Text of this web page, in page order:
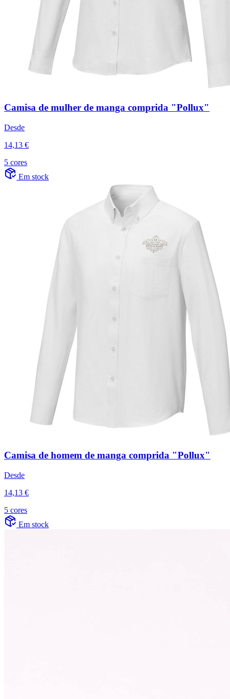
Camisa de mulher de manga comprida "Pollux"
Desde
14,13 €
5 cores
Em stock
Camisa de homem de manga comprida "Pollux"
Desde
14,13 €
5 cores
Em stock